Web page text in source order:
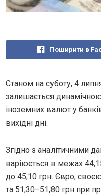
Поширити в
Станом на суботу, 4
залишається
іноземних валют у
вихідні дні.
Згідно з аналітичними
варіюється в межах
до 45,10 грн. Євро,
та 51,30–51,80 грн при